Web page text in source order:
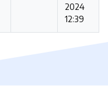
2024
12:39